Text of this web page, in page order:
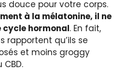
douce pour votre corps.
à la mélatonine, il ne
cycle hormonal. En fait,
rapportent qu’ils se
et moins groggy